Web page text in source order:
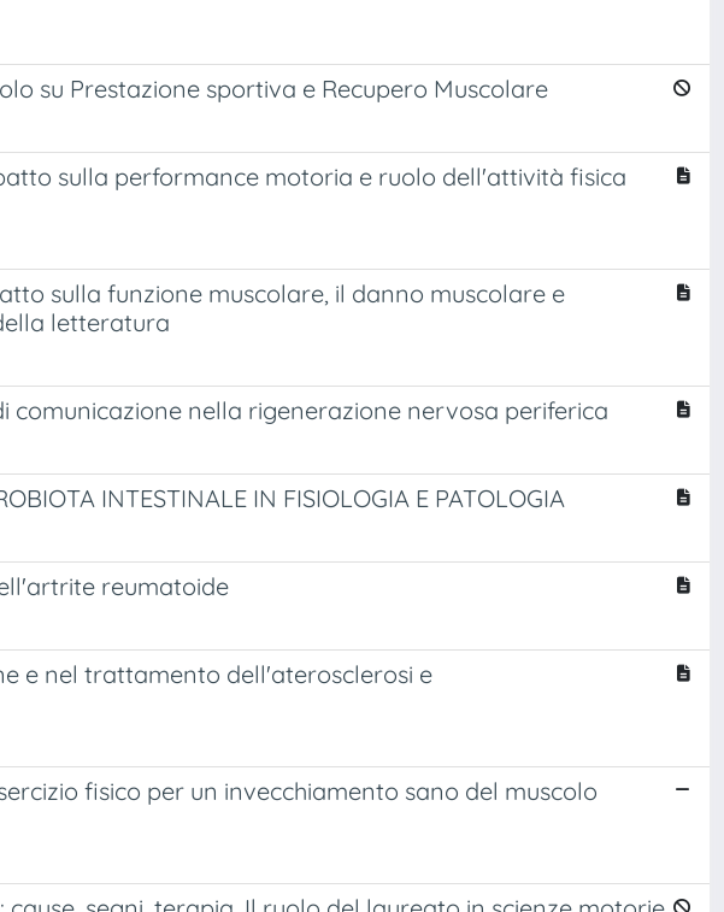
su Prestazione sportiva e Recupero Muscolare
sulla performance motoria e ruolo dell'attività fisica
sulla funzione muscolare, il danno muscolare e
letteratura
comunicazione nella rigenerazione nervosa periferica
INTESTINALE IN FISIOLOGIA E PATOLOGIA
reumatoide
e nel trattamento dell'aterosclerosi e
fisico per un invecchiamento sano del muscolo